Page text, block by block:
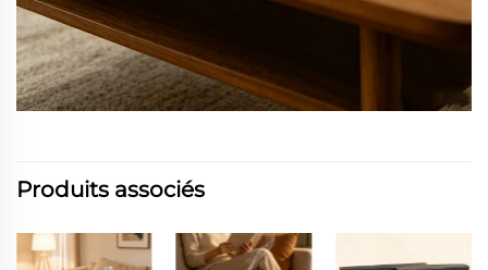
Produits associés